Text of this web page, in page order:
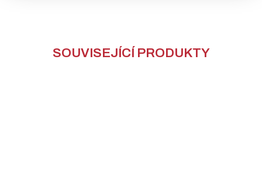
SOUVISEJÍCÍ PRODUKTY